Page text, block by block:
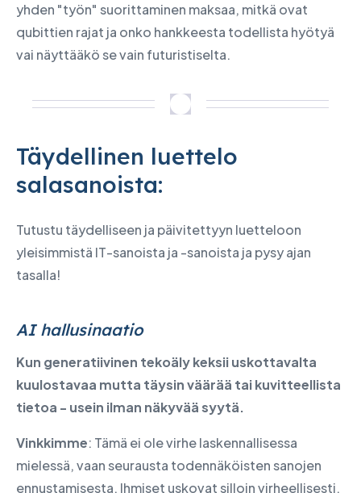
yhden "työn" suorittaminen maksaa, mitkä ovat
qubittien rajat ja onko hankkeesta todellista hyötyä
vai näyttääkö se vain futuristiselta.
Täydellinen luettelo
salasanoista:
Tutustu täydelliseen ja päivitettyyn luetteloon
yleisimmistä IT-sanoista ja -sanoista ja pysy ajan
tasalla!
AI hallusinaatio
Kun generatiivinen tekoäly keksii uskottavalta
kuulostavaa mutta täysin väärää tai kuvitteellista
tietoa - usein ilman näkyvää syytä.
Vinkkimme: Tämä ei ole virhe laskennallisessa
mielessä, vaan seurausta todennäköisten sanojen
ennustamisesta. Ihmiset uskovat silloin virheellisesti,